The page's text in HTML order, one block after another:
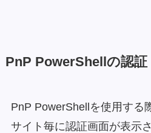
PnP PowerShellの認証
PnP PowerShellを使用する
サイト毎に認証画面が表示